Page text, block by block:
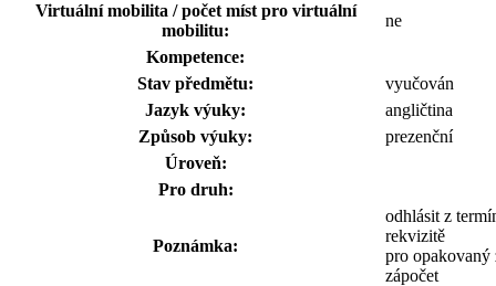
Virtuální mobilita / počet míst pro virtuální
mobilitu:
ne
Kompetence:
Stav předmětu:
vyučován
Jazyk výuky:
angličtina
Způsob výuky:
prezenční
Úroveň:
Pro druh:
Poznámka:
odhlásit z
rekvizitě
pro opakovaný
zápočet